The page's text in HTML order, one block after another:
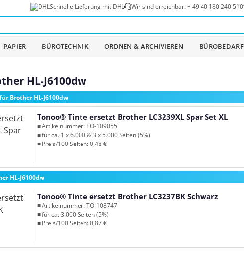
Schnelle Lieferung mit DHL Wir sind erreichbar:+ 49 40 180 240 510
PAPIER BÜROTECHNIK ORDNEN & ARCHIVIEREN BÜROBEDARF
HL-J6100dw
Brother HL-J6100dw
Tonoo® Tinte ersetzt Brother LC3239XL Spar Set XL
■ Artikelnummer: TO-109055
■ für ca. 1 x 6.000 & 3 x 5.000 Seiten (5%)
■ Preis/100 Seiten: 0,48 €
HL-J6100dw
Tonoo® Tinte ersetzt Brother LC3237BK Schwarz
■ Artikelnummer: TO-108747
■ für ca. 3.000 Seiten (5%)
■ Preis/100 Seiten: 0,87 €